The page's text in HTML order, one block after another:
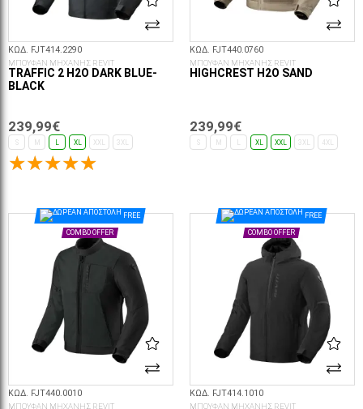
ΚΩΔ. FJT414.2290
ΜΠΟΥΦΑΝ ΜΗΧΑΝΗΣ REVIT
TRAFFIC 2 H2O DARK BLUE-
BLACK
239,99€
S XL XXL 3XL
ΚΩΔ. FJT440.0760
ΜΠΟΥΦΑΝ ΜΗΧΑΝΗΣ REVIT
HIGHCREST H2O SAND
239,99€
S XL XXL 3XL 4XL
FREE
COMBO OFFER
ΚΩΔ. FJT440.0010
ΜΠΟΥΦΑΝ ΜΗΧΑΝΗΣ REVIT
FREE
COMBO OFFER
ΚΩΔ. FJT414.1010
ΜΠΟΥΦΑΝ ΜΗΧΑΝΗΣ REVIT